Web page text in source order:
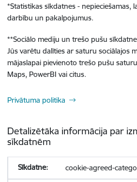
*Statistikas sīkdatnes - nepieciešamas,
darbību un pakalpojumus.
**Sociālo mediju un trešo pušu
Jūs varētu dalīties ar saturu sociālajos
mājaslapai pievienoto trešo pušu
Maps, PowerBI vai citus.
Privātuma politika
Detalizētāka informācija par
sīkdatnēm
cookie-agreed-